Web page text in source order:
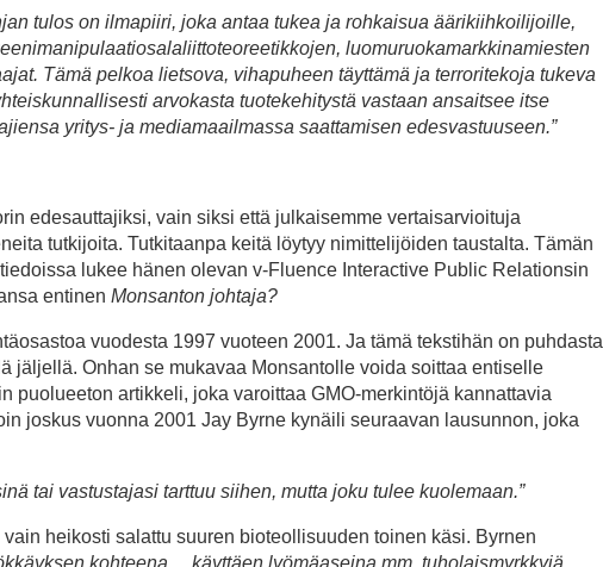
tulos on ilmapiiri, joka antaa tukea ja rohkaisua äärikiihkoilijoille,
luomuruokamarkkinamiesten
Tämä pelkoa lietsova, vihapuheen täyttämä ja terroritekoja tukeva
arvokasta tuotekehitystä vastaan ansaitsee itse
yritys- ja mediamaailmassa saattamisen edesvastuuseen.”
edesauttajiksi, vain siksi että julkaisemme vertaisarvioituja
tutkijoita. Tutkitaanpa keitä löytyy nimittelijöiden taustalta. Tämän
lukee hänen olevan v-Fluence Interactive Public Relationsin
entinen Monsanton johtaja?
vuodesta 1997 vuoteen 2001. Ja tämä tekstihän on puhdasta
jäljellä. Onhan se mukavaa Monsantolle voida soittaa entiselle
puolueeton artikkeli, joka varoittaa GMO-merkintöjä kannattavia
joskus vuonna 2001 Jay Byrne kynäili seuraavan lausunnon, joka
tai vastustajasi tarttuu siihen, mutta joku tulee kuolemaan.”
heikosti salattu suuren bioteollisuuden toinen käsi. Byrnen
kohteena… käyttäen lyömäaseina mm. tuholaismyrkkyjä,